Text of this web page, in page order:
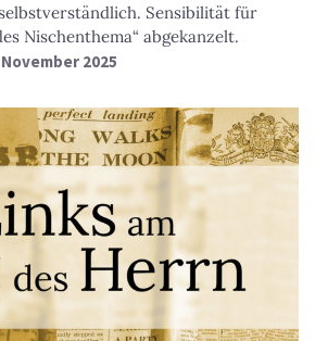
Sensibilität für
Nischenthema“ abgekanzelt.
2025